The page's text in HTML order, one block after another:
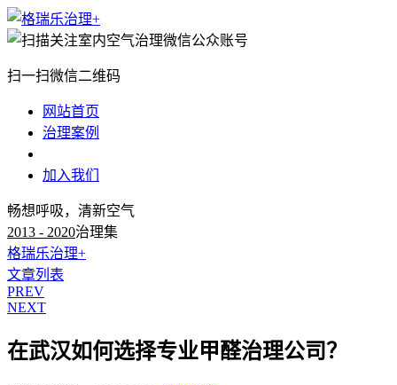
扫一扫微信二维码
网站首页
治理案例
加入我们
畅想呼吸，清新空气
2013 - 2020治理集
格瑞乐治理+
文章列表
PREV
NEXT
在武汉如何选择专业甲醛治理公司？